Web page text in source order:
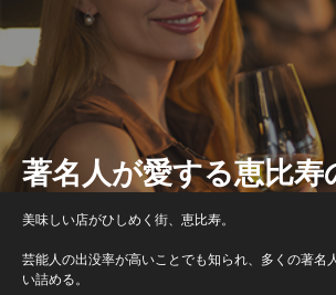
著名人が愛する恵比寿
美味しい店がひしめく街、恵比寿。
芸能人の出没率が高いことでも知られ、多くの著名
い詰める。